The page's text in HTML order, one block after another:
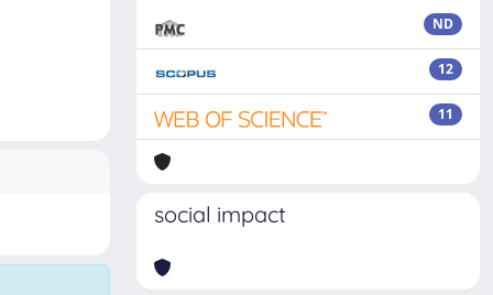
ND
12
11
social impact